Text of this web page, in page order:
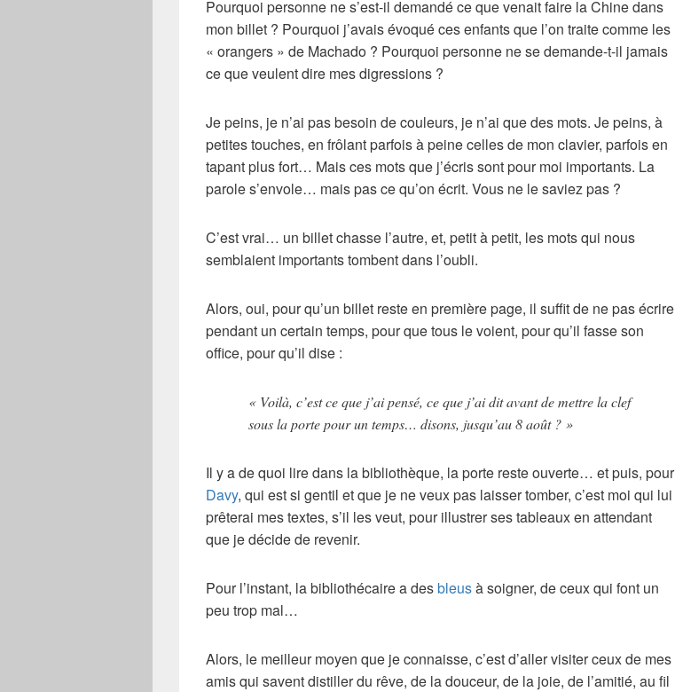
Pourquoi personne ne s’est-il demandé ce que venait faire laChinedans
mon billet ? Pourquoi j’avais évoqué ces enfants que l’on traite comme les
« orangers » de Machado ? Pourquoi personne ne se demande-t-il jamais
ce que veulent dire mes digressions ?
Je peins, je n’ai pas besoin de couleurs, je n’ai que des mots. Je peins, à
petites touches, en frôlant parfois à peine celles de mon clavier, parfois en
tapant plus fort… Mais ces mots que j’écris sont pour moi importants. La
parole s’envole… mais pas ce qu’on écrit. Vous ne le saviez pas ?
C’est vrai… un billet chasse l’autre, et, petit à petit, les mots qui nous
semblaient importants tombent dans l’oubli.
Alors, oui, pour qu’un billet reste en première page, il suffit de ne pas écrire
pendant un certain temps, pour que tous le voient, pour qu’il fasse son
office, pour qu’il dise :
« Voilà, c’est ce que j’ai pensé, ce que j’ai dit avant de mettre la clef
sous la porte pour un temps… disons, jusqu’au 8 août ? »
Il y a de quoi lire dans la bibliothèque, la porte reste ouverte… et puis, pour
Davy, qui est si gentil et que je ne veux pas laisser tomber, c’est moi qui lui
prêterai mes textes, s’il les veut, pour illustrer ses tableaux en attendant
que je décide de revenir.
Pour l’instant, la bibliothécaire a desbleusà soigner, de ceux qui font un
peu trop mal…
Alors, le meilleur moyen que je connaisse, c’est d’aller visiter ceux de mes
amis qui savent distiller du rêve, de la douceur, de la joie, de l’amitié, au fil